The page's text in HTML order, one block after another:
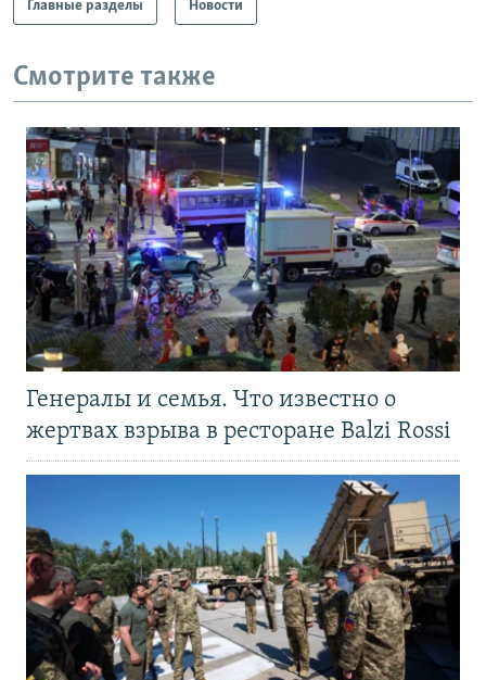
Главные разделы Новости
Смотрите также
Генералы и семья. Что известно о
жертвах взрыва в ресторане Balzi Rossi